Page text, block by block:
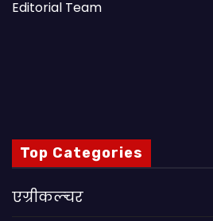
Editorial Team
Top Categories
एग्रीकल्चर